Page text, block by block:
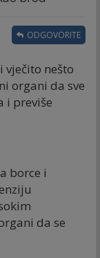
nešto
organi da sve
i previše
ODGOVORITE
borce i
da se